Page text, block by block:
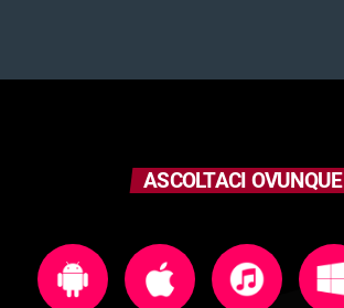
ASCOLTACI OVUNQUE